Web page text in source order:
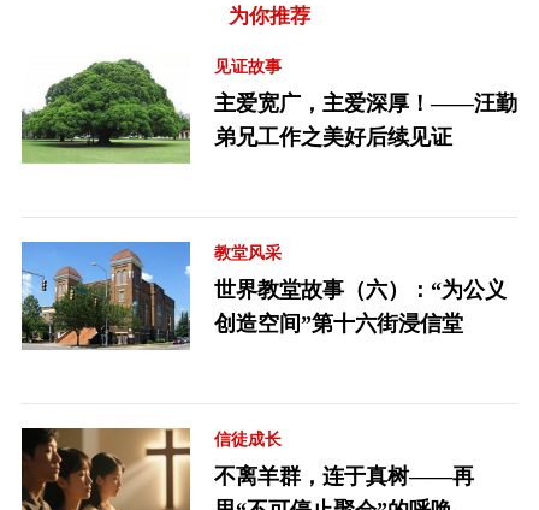
为你推荐
见证故事
主爱宽广，主爱深厚！——汪勤
弟兄工作之美好后续见证
教堂风采
世界教堂故事（六）：“为公义
创造空间”第十六街浸信堂
信徒成长
不离羊群，连于真树——再